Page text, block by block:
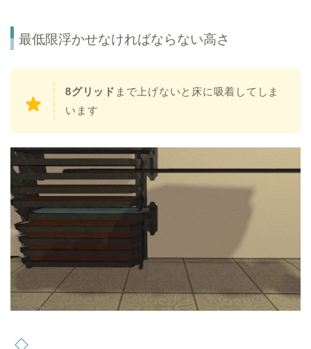
最低限浮かせなければならない高さ
8グリッド まで上げないと床に吸着してしま
います